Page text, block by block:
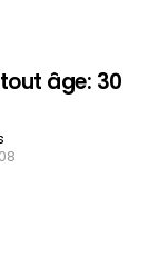
âge: 30